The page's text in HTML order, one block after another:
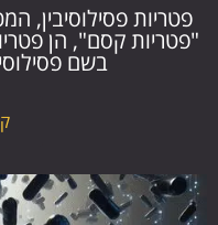
פטריות פסילוסיבין,
"פטריות קסם", הן
בשם